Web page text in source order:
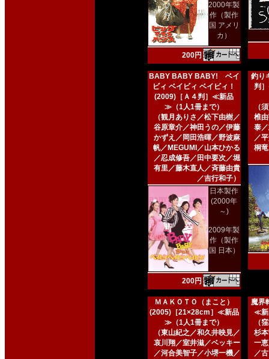
2000年製
作（製作
国 アメリ
カ）
200円
BABY BABY BABY! ベイ
ビィ ベイビィ ベイビィ！
(2009)［Ａ４判］≪新品
≫（1人1冊まで）
（観月ありさ／松下由樹／
谷原章介／神田うの／伊藤
かずえ／岡田浩暉／野波麻
帆／MEGUMI／山本ひかる
／忍成修吾／田中要次／堀
有里／藤木直人／斉藤由貴
／吉行和子）
日本製作
(2000年
～)
2009年製
作（製作
国 日本）
200円
釣り
判
（
椎
泰
／
桐
ＭＡＫＯＴＯ（まこと）
(2005)［21×28cm］≪新品
≫（1人1冊まで）
（東山紀之／和久井映見／
哀川翔／室井滋／ベッキー
／河合美智子／小堺一機／
魔界
≪新
（
杉
一
／